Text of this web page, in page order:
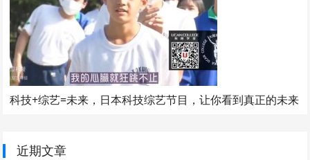
科技+综艺=未来，日本科技综艺节目，让你看到真正的未来
近期文章